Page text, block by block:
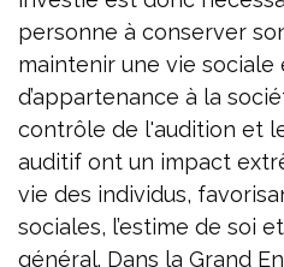
personne à conserver
maintenir une vie
d’appartenance à la
contrôle de l'audition et
auditif ont un impact
vie des individus,
sociales, l’estime de soi
général. Dans la Grand